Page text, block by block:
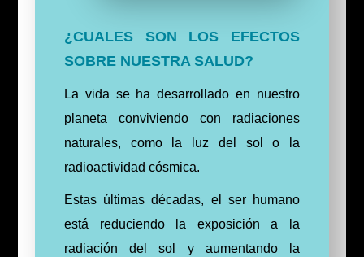
¿CUALES SON LOS EFECTOS
SOBRE NUESTRA SALUD?
La vida se ha desarrollado en nuestro
planeta conviviendo con radiaciones
naturales, como la luz del sol o la
radioactividad cósmica.
Estas últimas décadas, el ser humano
está reduciendo la exposición a la
radiación del sol y aumentando la